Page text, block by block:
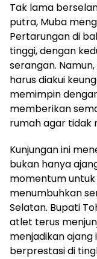
Tak lama
putra, Muba
Pertarungan di
tinggi, dengan
serangan.
harus diakui
memimpin
memberikan
rumah agar tidak
Kunjungan ini
bukan hanya
momentum
menumbuhkan
Selatan. Bupati
atlet terus
menjadikan
berprestasi di